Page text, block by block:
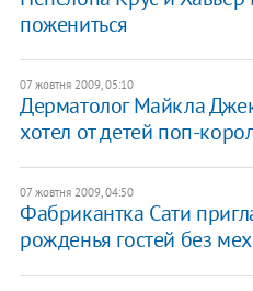
пожениться
07 жовтня 2009, 05:10
Дерматолог Майкла
хотел от детей поп-
07 жовтня 2009, 04:50
Фабрикантка Сати
рожденья гостей без